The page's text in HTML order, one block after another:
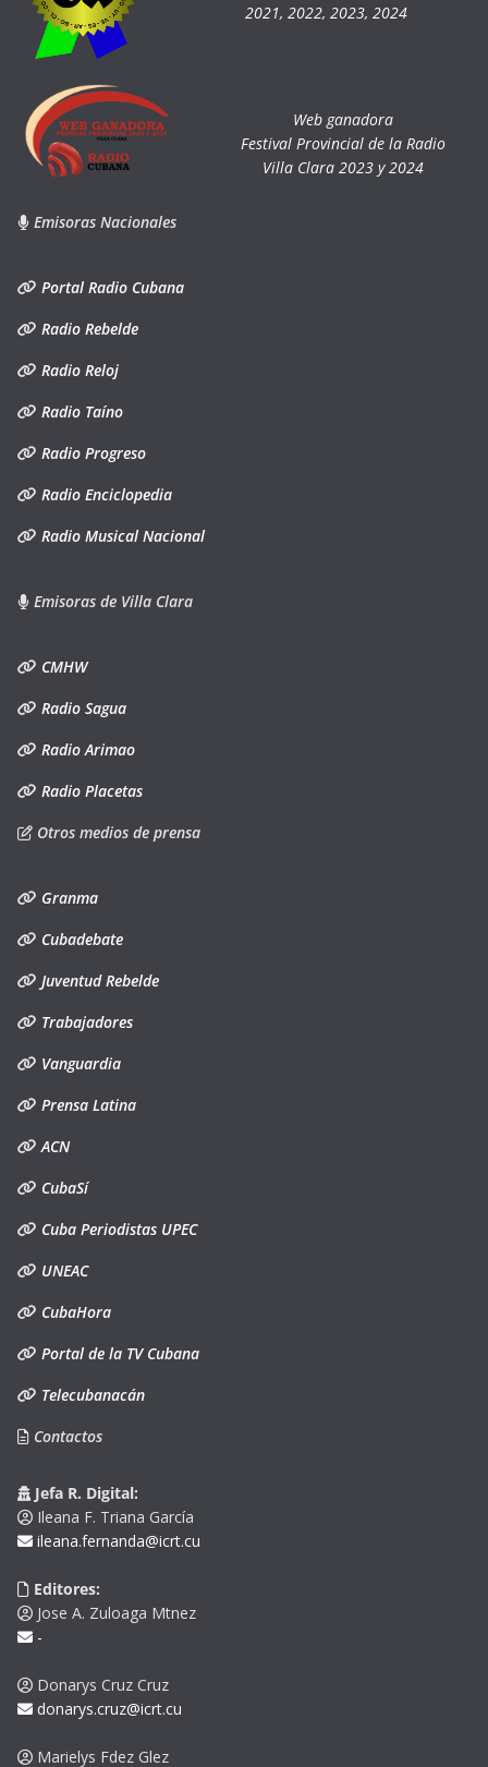
2021, 2022, 2023, 2024
Web ganadora
Festival Provincial de la Radio
Villa Clara 2023 y 2024
Emisoras Nacionales
Portal Radio Cubana
Radio Rebelde
Radio Reloj
Radio Taíno
Radio Progreso
Radio Enciclopedia
Radio Musical Nacional
Emisoras de Villa Clara
CMHW
Radio Sagua
Radio Arimao
Radio Placetas
Otros medios de prensa
Granma
Cubadebate
Juventud Rebelde
Trabajadores
Vanguardia
Prensa Latina
ACN
CubaSí
Cuba Periodistas UPEC
UNEAC
CubaHora
Portal de la TV Cubana
Telecubanacán
Contactos
Jefa R. Digital:
Ileana F. Triana García
ileana.fernanda@icrt.cu
Editores:
Jose A. Zuloaga Mtnez
-
Donarys Cruz Cruz
donarys.cruz@icrt.cu
Marielys Fdez Glez